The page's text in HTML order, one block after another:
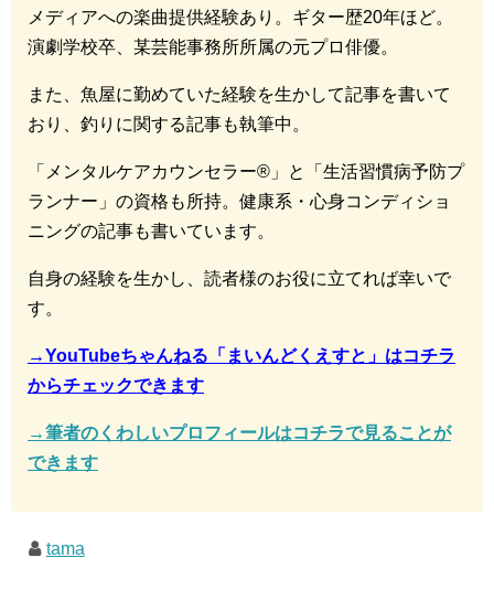
メディアへの楽曲提供経験あり。ギター歴20年ほど。
演劇学校卒、某芸能事務所所属の元プロ俳優。
また、魚屋に勤めていた経験を生かして記事を書いて
おり、釣りに関する記事も執筆中。
「メンタルケアカウンセラー®︎」と「生活習慣病予防プ
ランナー」の資格も所持。健康系・心身コンディショ
ニングの記事も書いています。
自身の経験を生かし、読者様のお役に立てれば幸いで
す。
→YouTubeちゃんねる「まいんどくえすと」はコチラ
からチェックできます
→筆者のくわしいプロフィールはコチラで見ることが
できます
tama